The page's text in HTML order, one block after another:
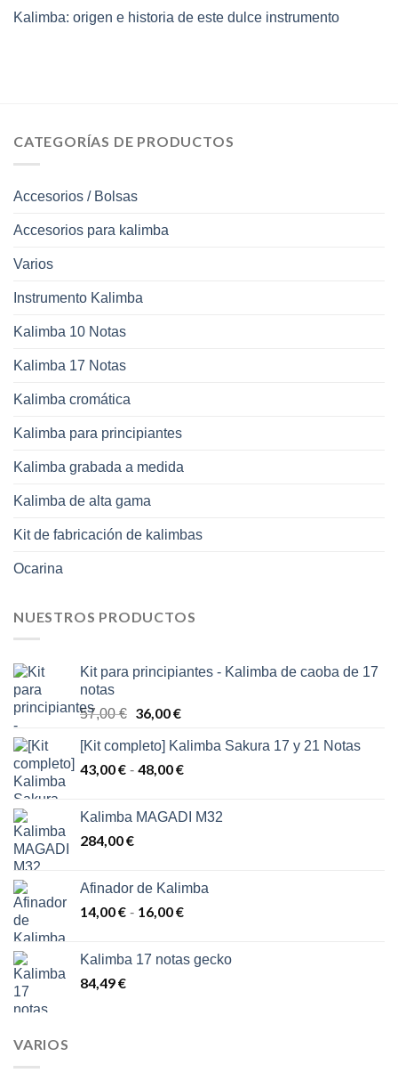
Kalimba: origen e historia de este dulce instrumento
CATEGORÍAS DE PRODUCTOS
Accesorios / Bolsas
Accesorios para kalimba
Varios
Instrumento Kalimba
Kalimba 10 Notas
Kalimba 17 Notas
Kalimba cromática
Kalimba para principiantes
Kalimba grabada a medida
Kalimba de alta gama
Kit de fabricación de kalimbas
Ocarina
NUESTROS PRODUCTOS
Kit para principiantes - Kalimba de caoba de 17
notas
57,00€ El
original
era:
36,00€El
actual
es:
[Kit completo] Kalimba Sakura 17 y 21 Notas
43,00€ - 48,00€Rango
desde
48,00 €
Kalimba MAGADI M32
284,00€
Afinador de Kalimba
14,00€ - 16,00€Rango
desde
Kalimba 17 notas gecko
84,49€
VARIOS